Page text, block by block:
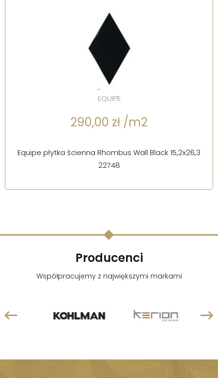
EQUIPE
290,00 zł /m2
Equipe płytka ścienna Rhombus Wall Black 15,2x26,3
22748
Producenci
Współpracujemy z największymi markami